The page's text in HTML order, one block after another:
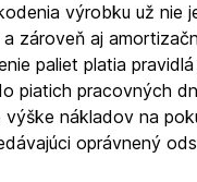
výrobku už nie
zároveň aj
paliet platia
piatich pracovných
nákladov na
oprávnený